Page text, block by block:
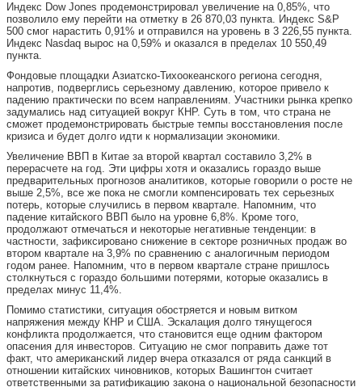
Индекс Dow Jones продемонстрировал увеличение на 0,85%, что
позволило ему перейти на отметку в 26 870,03 пункта. Индекс S&P
500 смог нарастить 0,91% и отправился на уровень в 3 226,55 пункта.
Индекс Nasdaq вырос на 0,59% и оказался в пределах 10 550,49
пункта.
Фондовые площадки Азиатско-Тихоокеанского региона сегодня,
напротив, подверглись серьезному давлению, которое привело к
падению практически по всем направлениям. Участники рынка крепко
задумались над ситуацией вокруг КНР. Суть в том, что страна не
сможет продемонстрировать быстрые темпы восстановления после
кризиса и будет долго идти к нормализации экономики.
Увеличение ВВП в Китае за второй квартал составило 3,2% в
перерасчете на год. Эти цифры хотя и оказались гораздо выше
предварительных прогнозов аналитиков, которые говорили о росте не
выше 2,5%, все же пока не смогли компенсировать тех серьезных
потерь, которые случились в первом квартале. Напомним, что
падение китайского ВВП было на уровне 6,8%. Кроме того,
продолжают отмечаться и некоторые негативные тенденции: в
частности, зафиксировано снижение в секторе розничных продаж во
втором квартале на 3,9% по сравнению с аналогичным периодом
годом ранее. Напомним, что в первом квартале стране пришлось
столкнуться с гораздо большими потерями, которые оказались в
пределах минус 11,4%.
Помимо статистики, ситуация обостряется и новым витком
напряжения между КНР и США. Эскалация долго тянущегося
конфликта продолжается, что становится еще одним фактором
опасения для инвесторов. Ситуацию не смог поправить даже тот
факт, что американский лидер вчера отказался от ряда санкций в
отношении китайских чиновников, которых Вашингтон считает
ответственными за ратификацию закона о национальной безопасности